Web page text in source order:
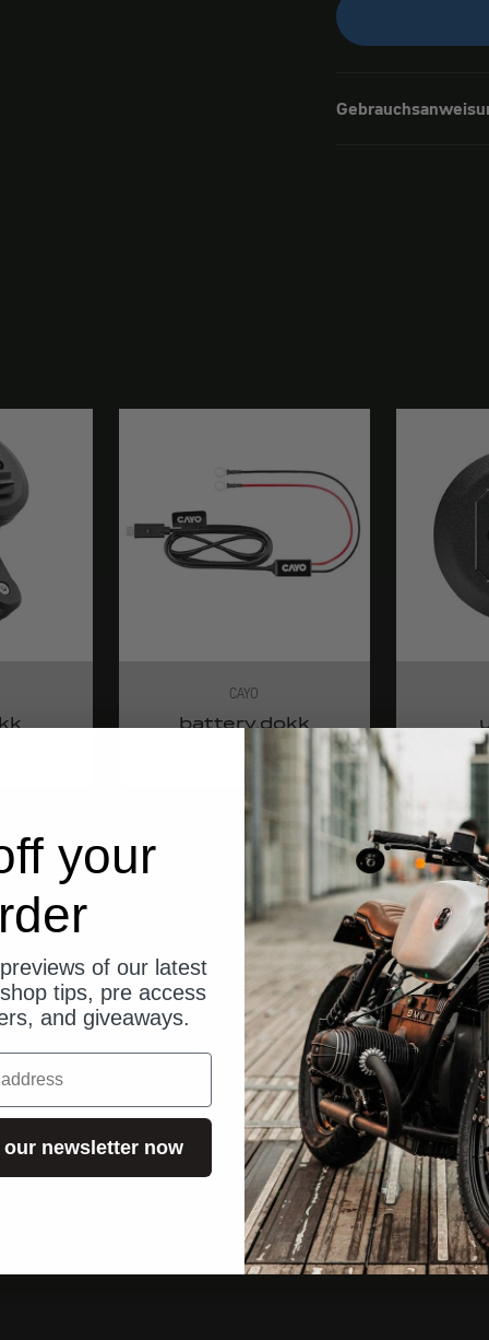
CAYO
battery.dokk
your
of our latest
tips, pre access
and giveaways.
newsletter now